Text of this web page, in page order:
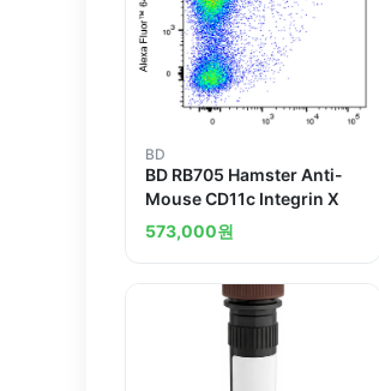
BD
BD RB705 Hamster Anti-
Mouse CD11c Integrin X
573,000원